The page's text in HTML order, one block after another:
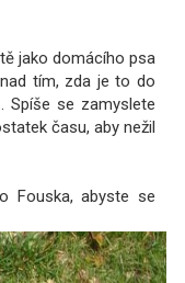
jako domácího psa
tím, zda je to do
Spíše se zamyslete
času, aby nežil
Fouska, abyste se